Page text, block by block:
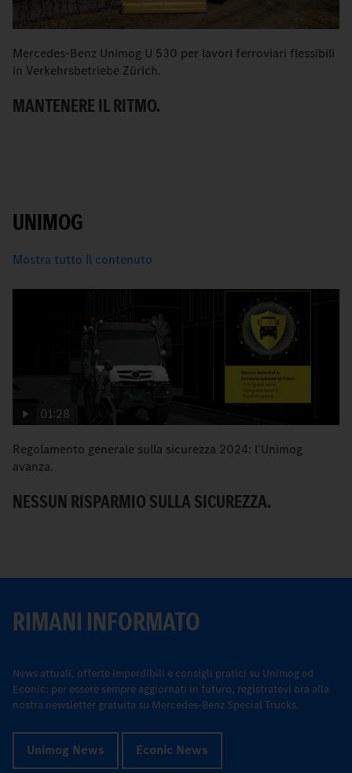
Mercedes-Benz Unimog U 530 per lavori ferroviari flessibili
in Verkehrsbetriebe Zürich.
MANTENERE IL RITMO.
UNIMOG
Mostra tutto il contenuto
01:28
Regolamento generale sulla sicurezza 2024: l'Unimog
avanza.
NESSUN RISPARMIO SULLA SICUREZZA.
RIMANI INFORMATO
News attuali, offerte imperdibili e consigli pratici su Unimog ed
Econic: per essere sempre aggiornati in futuro, registratevi ora alla
nostra newsletter gratuita su Mercedes-Benz Special Trucks.
Unimog News Econic News